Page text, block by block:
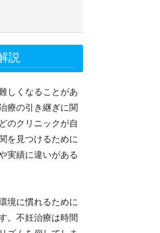
説
しくなることがあ
療の引き継ぎに関
のクリニックが自
を見つけるために
実績に違いがある
境に慣れるために
。不妊治療は時間